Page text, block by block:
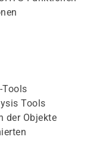
Tools
Tools
der Objekte